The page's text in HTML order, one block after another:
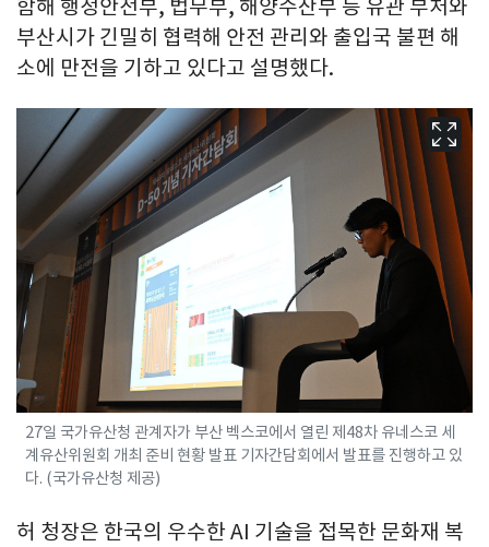
함해 행정안전부, 법무부, 해양수산부 등 유관 부처와
부산시가 긴밀히 협력해 안전 관리와 출입국 불편 해
소에 만전을 기하고 있다고 설명했다.
27일 국가유산청 관계자가 부산 벡스코에서 열린 제48차 유네스코 세
계유산위원회 개최 준비 현황 발표 기자간담회에서 발표를 진행하고 있
다. (국가유산청 제공)
허 청장은 한국의 우수한 AI 기술을 접목한 문화재 복